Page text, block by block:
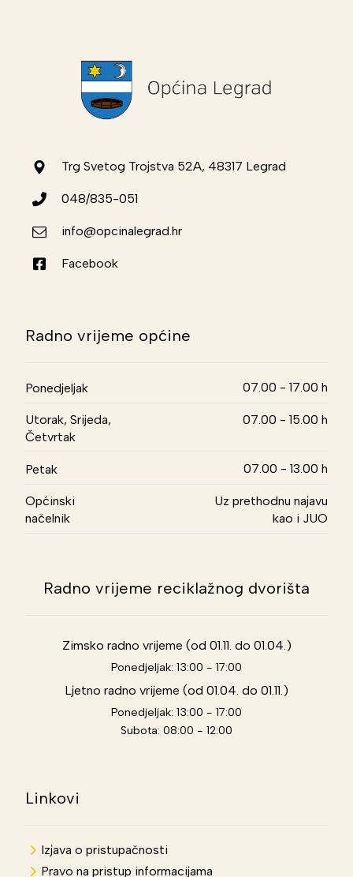
Trg Svetog Trojstva 52A, 48317 Legrad
048/835-051
info@opcinalegrad.hr
Facebook
Radno vrijeme općine
Ponedjeljak 07.00 - 17.00 h
Utorak, Srijeda,
Četvrtak
07.00 - 15.00 h
Petak 07.00 - 13.00 h
Općinski
načelnik
Uz prethodnu najavu
kao i JUO
Radno vrijeme reciklažnog dvorišta
Zimsko radno vrijeme (od 01.11. do 01.04.)
Ponedjeljak: 13:00 - 17:00
Ljetno radno vrijeme (od 01.04. do 01.11.)
Ponedjeljak: 13:00 - 17:00
Subota: 08:00 - 12:00
Linkovi
Izjava o pristupačnosti
Pravo na pristup informacijama